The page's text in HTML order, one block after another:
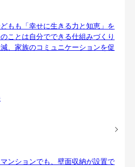
もも「幸せに生きる力と知恵」を
ことは自分でできる仕組みづくり
、家族のコミュニケーションを促
ンションでも、壁面収納が設置で